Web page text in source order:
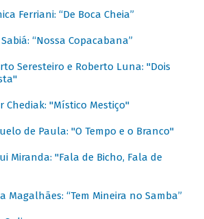
Ferriani: “De Boca Cheia”
“Nossa Copacabana”
Seresteiro e Roberto Luna: "Dois
Chediak: "Místico Mestiço"
de Paula: "O Tempo e o Branco"
Miranda: "Fala de Bicho, Fala de
Magalhães: “Tem Mineira no Samba”